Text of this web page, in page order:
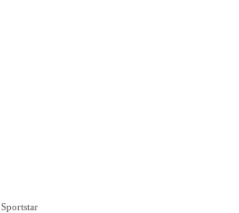
Sportstar